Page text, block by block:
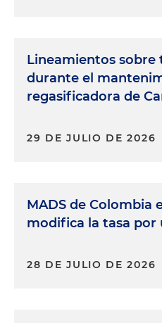
Lineamientos sobre
durante el
regasificadora de
29 DE JULIO DE 2026
MADS de Colombia
modifica la tasa por
28 DE JULIO DE 2026